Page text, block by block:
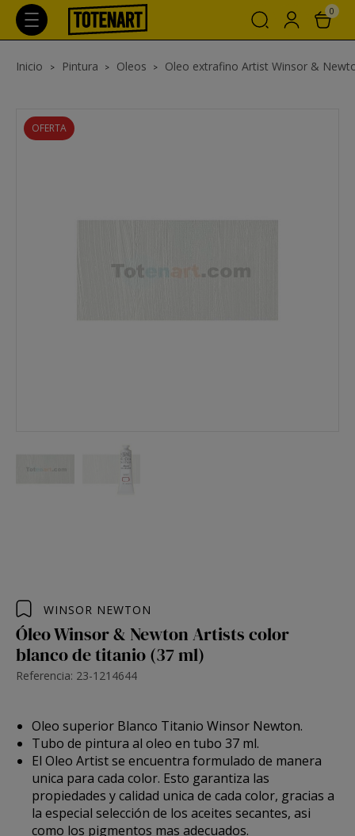
0
Inicio Pintura Oleos Oleo extrafino Artist Winsor &
OFERTA
WINSOR NEWTON
Óleo Winsor & Newton Artists color
blanco de titanio (37 ml)
Referencia: 23-1214644
Oleo superior Blanco Titanio Winsor Newton.
Tubo de pintura al oleo en tubo 37 ml.
El Oleo Artist se encuentra formulado de manera
unica para cada color. Esto garantiza las
propiedades y calidad unica de cada color, gracias a
la especial selección de los aceites secantes, asi
como los pigmentos mas adecuados.